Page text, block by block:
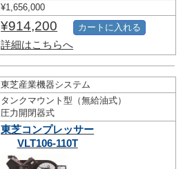
¥1,656,000
¥914,200
詳細はこちらへ
カートに入れる
東芝産業機器システム
タンクマウント型（無給油式）
圧力開閉器式
東芝コンプレッサー
VLT106-110T